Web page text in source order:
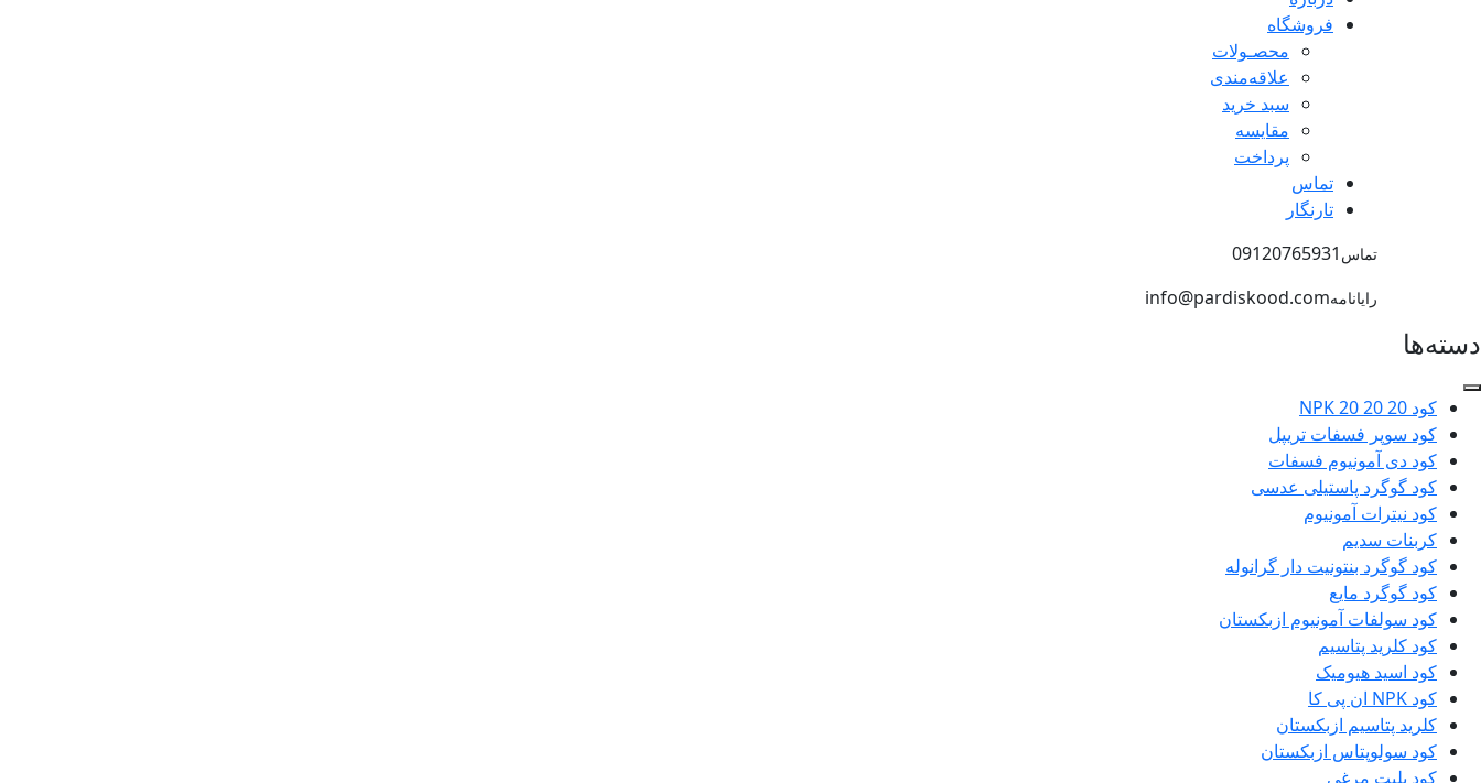
فروشگاه
محصـولات
علاقه‌مندی
سبد خرید
مقایسه
پرداخت
تماس
تارنگار
تماس 09120765931
رایانامهinfo@pardiskood.com
دسته‌ها
کود NPK 20 20 20
کود سوپر فسفات تریپل
کود دی آمونیوم فسفات
کود گوگرد پاستیلی عدسی
کود نیترات آمونیوم
کربنات سدیم
کود گوگرد بنتونیت دار گرانوله
کود گوگرد مایع
کود سولفات آمونیوم ازبکستان
کود کلرید پتاسیم
کود اسید هیومیک
کود NPK ان پی کا
کلرید پتاسیم ازبکستان
کود سولوپتاس ازبکستان
کود پلیت مرغی